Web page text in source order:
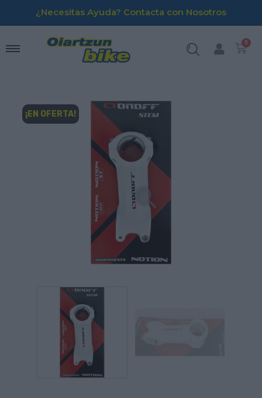
¿Necesitas Ayuda? Contacta con Nosotros
¡EN OFERTA!
